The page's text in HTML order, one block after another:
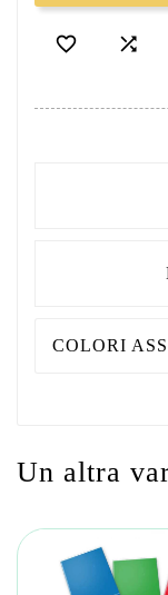
 
COLORI
Un altra